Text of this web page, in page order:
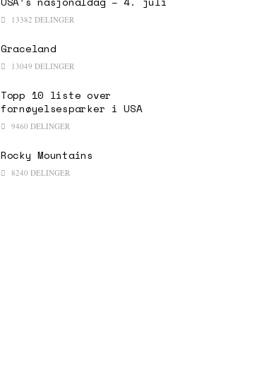
13382 DELINGER
Graceland
13049 DELINGER
Topp 10 liste over
fornøyelsesparker i USA
9460 DELINGER
Rocky Mountains
8240 DELINGER